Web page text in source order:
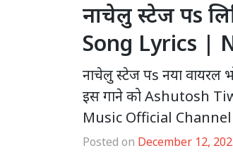
नाचेलु स्टेज पs
Song Lyrics |
नाचेलु स्टेज पs नया वायरल
इस गाने को Ashutosh
Music Official Channel
Posted on December 12,